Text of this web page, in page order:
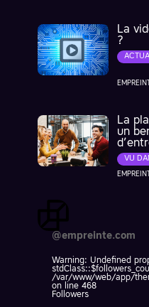
La
?
La
un
VU
@empreinte.com
Warning: Undefined
/var/www/web/app/
on line468
Followers